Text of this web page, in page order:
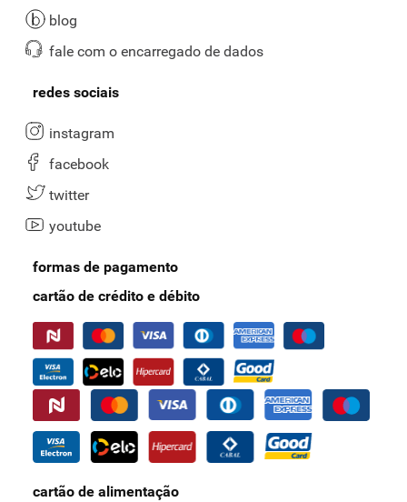
blog
fale com o encarregado de dados
redes sociais
instagram
facebook
twitter
youtube
formas de pagamento
cartão de crédito e débito
cartão de alimentação